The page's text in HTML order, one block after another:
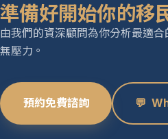
準備好開始你的移
由我們的資深顧問為你分析最適
無壓力。
預約免費諮詢 💬